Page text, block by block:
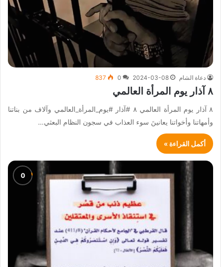
دعاة الشام 2024-03-08
0
837
٨ آذار يوم المرأة العالمي
٨ آذار يوم المرأة العالمي ٨ #آذار #يوم_المرأة_العالمي وآلاف من بناتنا
وأمهاتنا وأخواتنا يعانينَ سوء العذاب في سجون النظام البعثي…
أكمل القراءة »